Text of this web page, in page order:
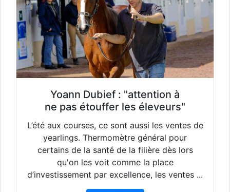
Yoann Dubief : "attention à
ne pas étouffer les éleveurs"
L’été aux courses, ce sont aussi les ventes de
yearlings. Thermomètre général pour
certains de la santé de la filière dès lors
qu'on les voit comme la place
d’investissement par excellence, les ventes ...